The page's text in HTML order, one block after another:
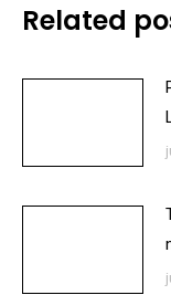
Related